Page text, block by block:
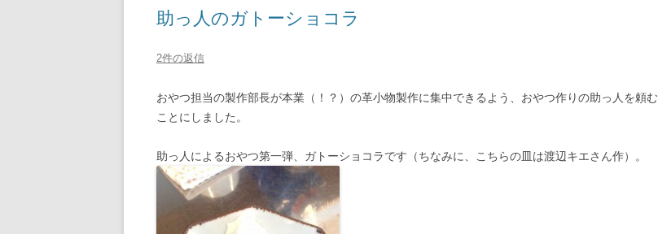
助っ人のガトーショコラ
2件の返信
おやつ担当の製作部長が本業（！？）の革小物製作に集中できるよう、おやつ作りの助っ人を頼む
ことにしました。
助っ人によるおやつ第一弾、ガトーショコラです（ちなみに、こちらの皿は渡辺キエさん作）。